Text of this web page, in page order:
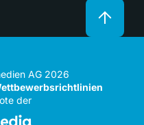
AG 2026
der